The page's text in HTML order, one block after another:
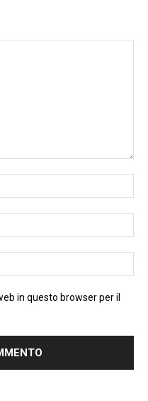
in questo browser per il